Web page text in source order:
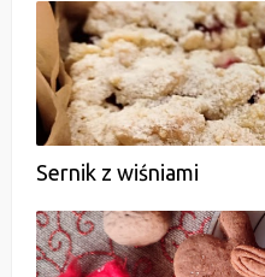
Sernik z wiśniami